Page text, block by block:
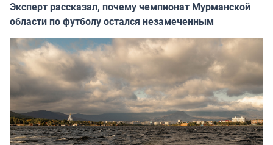
Эксперт рассказал, почему чемпионат Мурманской
области по футболу остался незамеченным